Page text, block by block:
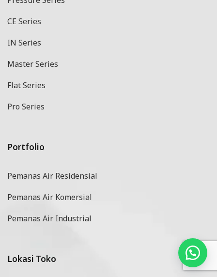
CE Series
IN Series
Master Series
Flat Series
Pro Series
Portfolio
Pemanas Air Residensial
Pemanas Air Komersial
Pemanas Air Industrial
Lokasi Toko